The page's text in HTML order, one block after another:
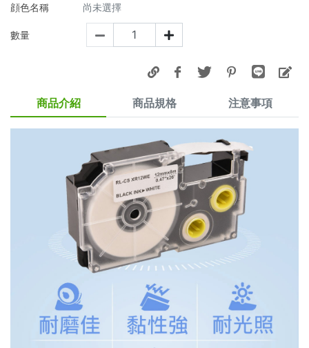
顔色名稱 尚未選擇
數量
商品介紹 商品規格 注意事項